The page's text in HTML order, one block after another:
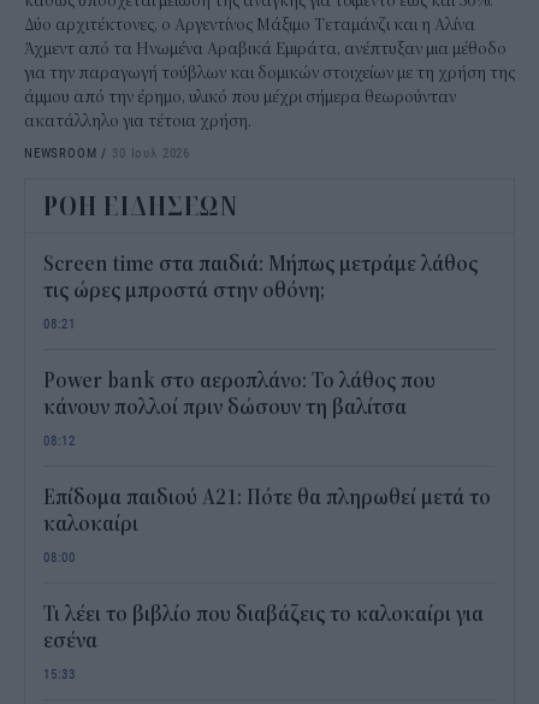
Δύο αρχιτέκτονες, ο Αργεντίνος Μάξιμο Τεταμάνζι και η Αλίνα
Άχμεντ από τα Ηνωμένα Αραβικά Εμιράτα, ανέπτυξαν μια μέθοδο
για την παραγωγή τούβλων και δομικών στοιχείων με τη χρήση της
άμμου από την έρημο, υλικό που μέχρι σήμερα θεωρούνταν
ακατάλληλο για τέτοια χρήση.
NEWSROOM / 30 Ιουλ 2026
ΡΟΗ ΕΙΔΗΣΕΩΝ
Screen time στα παιδιά: Μήπως μετράμε λάθος
τις ώρες μπροστά στην οθόνη;
08:21
Power bank στο αεροπλάνο: Το λάθος που
κάνουν πολλοί πριν δώσουν τη βαλίτσα
08:12
Επίδομα παιδιού Α21: Πότε θα πληρωθεί μετά το
καλοκαίρι
08:00
Τι λέει το βιβλίο που διαβάζεις το καλοκαίρι για
εσένα
15:33